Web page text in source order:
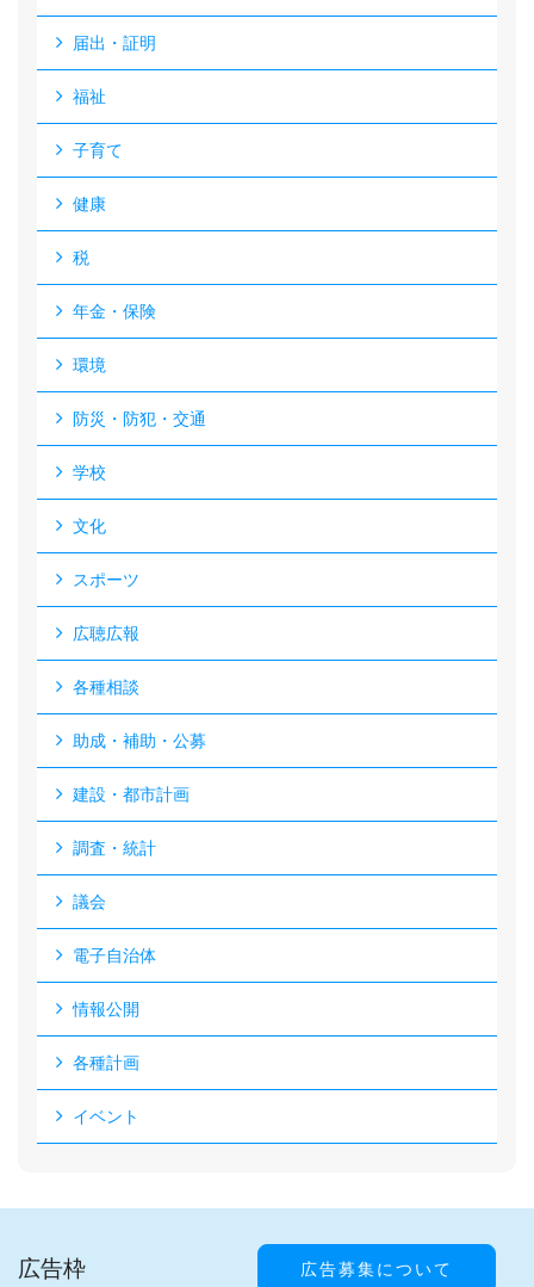
届出・証明
福祉
子育て
健康
税
年金・保険
環境
防災・防犯・交通
学校
文化
スポーツ
広聴広報
各種相談
助成・補助・公募
建設・都市計画
調査・統計
議会
電子自治体
情報公開
各種計画
イベント
広告枠 広告募集について